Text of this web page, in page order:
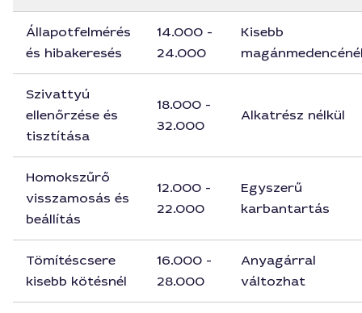
Állapotfelmérés
és hibakeresés
14.000 -
24.000
Kisebb
Szivattyú
ellenőrzése és
tisztítása
18.000 -
32.000
Alkatrész nélkül
Homokszűrő
visszamosás és
beállítás
12.000 -
22.000
Egyszerű
karbantartás
Tömítéscsere
kisebb kötésnél
16.000 -
28.000
Anyagárral
változhat